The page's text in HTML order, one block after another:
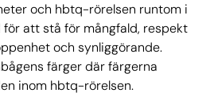
och hbtq-rörelsen runtom i
för att stå för mångfald, respekt
och synliggörande.
färger där färgerna
inom hbtq-rörelsen.